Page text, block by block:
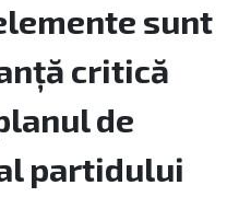
sunt
critică
de
partidului